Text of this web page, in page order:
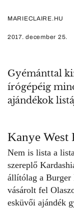
MARIECLAIRE.HU
2017. december 25.
Gyémánttal
írógépéig
ajándékok
Kanye West
Nem is lista a
szereplő
állítólag a Burger
vásárolt fel
esküvői ajándék